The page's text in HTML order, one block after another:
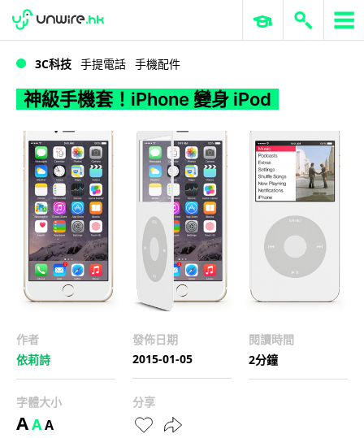
神級手機套！iPhone 變身 iPod
WWDC 2026 ERP 與商業 AI
3C科技 手提電話 手機配件
神級手機套！iPhone 變身 iPod
作者
依莉詩
發佈日期
2015-01-05
閱讀時間
2分鐘
字體大小
AAA
分享